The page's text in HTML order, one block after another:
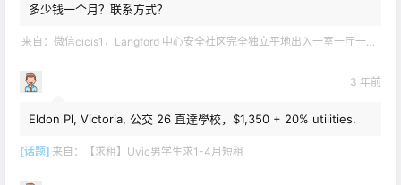
多少钱一个月？联系方式？
来自： 微信cicis1，Langford 中心安全社区完全独立平地出入一室一厅一书房步行5分钟到公车站和商业圈 有后花园和.
3 年前
Eldon Pl, Victoria, 公交 26 直達學校，$1,350 + 20% utilities.
[话题] 来自： 【求租】Uvic男学生求1-4月短租